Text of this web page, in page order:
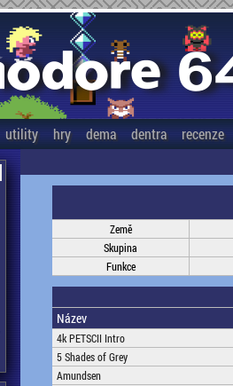
utility hry dema dentra recenze
Země
Skupina
Funkce
Název
4k PETSCII Intro
5 Shades of Grey
Amundsen